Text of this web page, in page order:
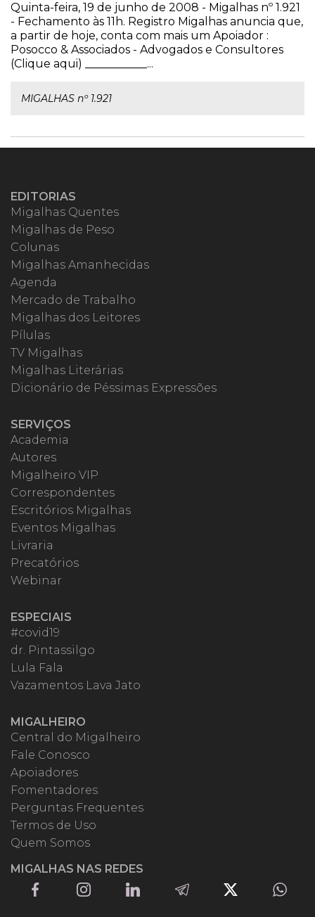
Quinta-feira, 19 de junho de 2008 - Migalhas nº 1.921
- Fechamento às 11h. Registro Migalhas anuncia que,
a partir de hoje, conta com mais um Apoiador :
Posocco & Associados - Advogados e Consultores
(Clique aqui) ___________...
MIGALHAS nº 1.921
EDITORIAS
Migalhas Quentes
Migalhas de Peso
Colunas
Migalhas Amanhecidas
Agenda
Mercado de Trabalho
Migalhas dos Leitores
Pílulas
TV Migalhas
Migalhas Literárias
Dicionário de Péssimas Expressões
SERVIÇOS
Academia
Autores
Migalheiro VIP
Correspondentes
Escritórios Migalhas
Eventos Migalhas
Livraria
Precatórios
Webinar
ESPECIAIS
#covid19
dr. Pintassilgo
Lula Fala
Vazamentos Lava Jato
MIGALHEIRO
Central do Migalheiro
Fale Conosco
Apoiadores
Fomentadores
Perguntas Frequentes
Termos de Uso
Quem Somos
MIGALHAS NAS REDES